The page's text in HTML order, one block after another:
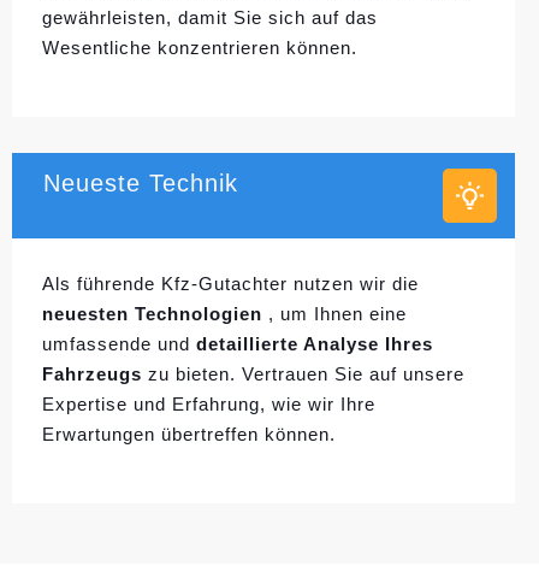
gewährleisten, damit Sie sich auf das
Wesentliche konzentrieren können.
Neueste Technik
Als führende Kfz-Gutachter nutzen wir die
neuesten Technologien , um Ihnen eine
umfassende und detaillierte Analyse Ihres
Fahrzeugs zu bieten. Vertrauen Sie auf unsere
Expertise und Erfahrung, wie wir Ihre
Erwartungen übertreffen können.